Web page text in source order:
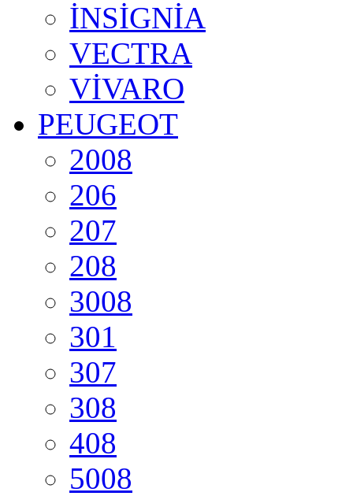
İNSİGNİA
VECTRA
VİVARO
PEUGEOT
2008
206
207
208
3008
301
307
308
408
5008